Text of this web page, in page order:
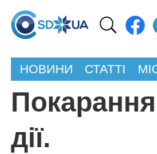
НОВИНИ СТАТТІ
Покарання
дії.